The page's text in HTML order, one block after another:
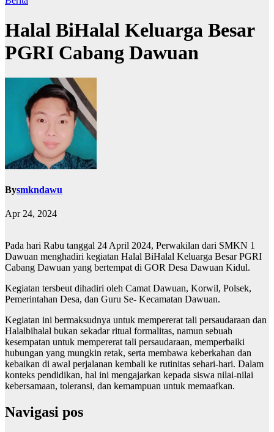
Halal BiHalal Keluarga Besar
PGRI Cabang Dawuan
Bysmkndawu
Apr 24, 2024
Pada hari Rabu tanggal 24 April 2024, Perwakilan dari SMKN 1
Dawuan menghadiri kegiatan Halal BiHalal Keluarga Besar PGRI
Cabang Dawuan yang bertempat di GOR Desa Dawuan Kidul.
Kegiatan tersbeut dihadiri oleh Camat Dawuan, Korwil, Polsek,
Pemerintahan Desa, dan Guru Se- Kecamatan Dawuan.
Kegiatan ini bermaksudnya untuk mempererat tali persaudaraan dan
Halalbihalal bukan sekadar ritual formalitas, namun sebuah
kesempatan untuk mempererat tali persaudaraan, memperbaiki
hubungan yang mungkin retak, serta membawa keberkahan dan
kebaikan di awal perjalanan kembali ke rutinitas sehari-hari. Dalam
konteks pendidikan, hal ini mengajarkan kepada siswa nilai-nilai
kebersamaan, toleransi, dan kemampuan untuk memaafkan.
Navigasi pos